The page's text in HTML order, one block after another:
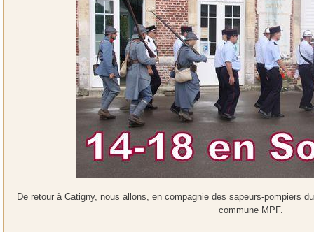
De retour à Catigny, nous allons, en compagnie des sapeurs-pompiers
commune MPF.